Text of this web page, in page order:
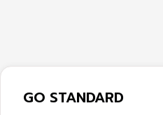
GO STANDARD